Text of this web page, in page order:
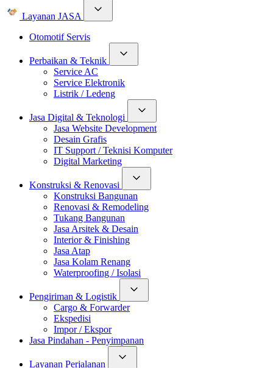
Layanan JASA
Otomotif Servis
Perbaikan & Teknik
Service AC
Service Elektronik
Listrik / Ledeng
Jasa Digital & Teknologi
Jasa Website Development
Desain Grafis
IT Support / Teknisi Komputer
Digital Marketing
Konstruksi & Renovasi
Konstruksi Bangunan
Renovasi & Remodeling
Tukang Bangunan
Jasa Arsitek & Desain
Interior & Finishing
Jasa Atap
Jasa Kolam Renang
Waterproofing / Isolasi
Pengiriman & Logistik
Cargo & Forwarder
Ekspedisi
Impor / Ekspor
Jasa Pindahan - Penyimpanan
Layanan Perjalanan